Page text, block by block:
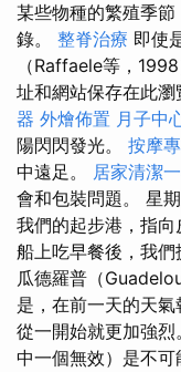
某些物種的繁殖季
錄。 整脊治療 即使
（Raffaele等，1998
址和網站保存在此瀏
器 外燴佈置 月子中
陽閃閃發光。 按摩
中遠足。 居家清潔
會和包裝問題。 星
我們的起步港，指向
船上吃早餐後，我
瓜德羅普（
是，在前一天的天氣
從一開始就更加強烈
中一個無效）是不